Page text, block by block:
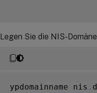
Legen Sie die NIS-
ypdomainname nis .